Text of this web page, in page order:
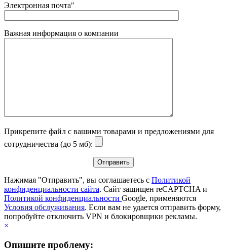
Электронная почта"
Важная информация о компании
Прикрепите файл с вашими товарами и предложениями для
сотрудничества (до 5 мб):
Нажимая "Отправить", вы соглашаетесь с Политикой
конфиденциальности сайта. Сайт защищен reCAPTCHA и
Политикой конфиденциальности Google, применяются
Условия обслуживания. Если вам не удается отправить форму,
попробуйте отключить VPN и блокировщики рекламы.
×
Опишите проблему: